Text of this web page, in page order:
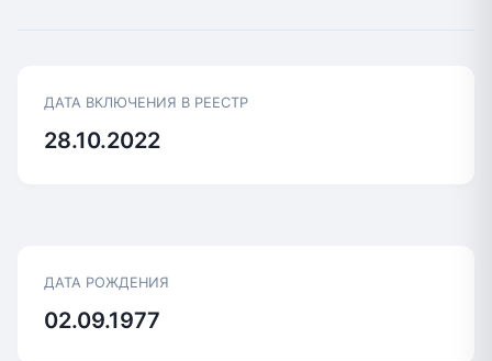
ДАТА ВКЛЮЧЕНИЯ В РЕЕСТР
28.10.2022
ДАТА РОЖДЕНИЯ
02.09.1977